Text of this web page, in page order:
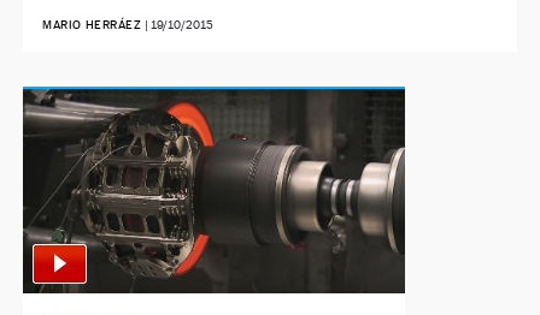
MARIO HERRÁEZ | 19/10/2015